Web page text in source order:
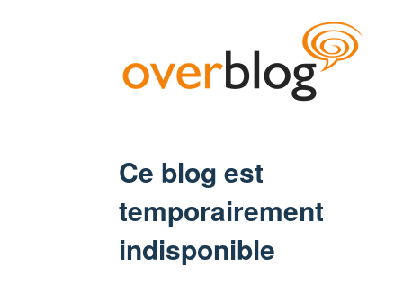
Ce blog est
temporairement
indisponible